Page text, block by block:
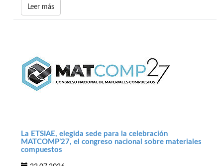
Leer más
La ETSIAE, elegida sede para la celebración
MATCOMP’27, el congreso nacional sobre materiales
compuestos